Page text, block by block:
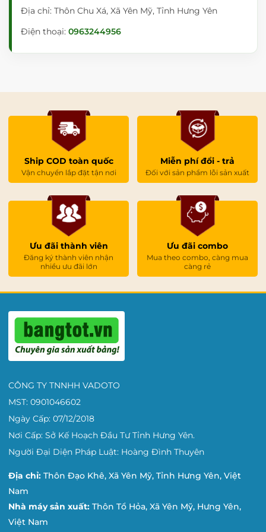
nghiêm ngặt công thức tiêu chuẩn của Bộ Y tế và Bộ Giáo
từng nhóm chiều cao của học sinh:
học
của
(cm)
(cm)
(cm)
Bàn
Mầm
non
100 -
114
60
Đôi:
Tiểu
học
30 51
Đơn:
học /
THCS
(Cỡ 4)
130 -
144
THCS
THPT
(Cỡ 5)
159
37 63
60
Địa chỉ: Thôn Chu Xá, Xã Yên Mỹ, Tỉnh Hưng Yên
Điện thoại: 0963244956
Ship COD toàn quốc
Vận chuyển lắp đặt tận nơi
Miễn phí đổi - trả
Đối với sản phẩm lỗi sản xuất
Ưu đãi thành viên
Đăng ký thành viên nhận
nhiều ưu đãi lớn
Ưu đãi combo
Mua theo combo, càng mua
càng rẻ
CÔNG TY TNNHH VADOTO
MST: 0901046602
Ngày Cấp: 07/12/2018
Nơi Cấp: Sở Kế Hoạch Đầu Tư Tỉnh Hưng Yên.
Người Đại Diện Pháp Luật: Hoàng Đình Thuyên
Địa chỉ: Thôn Đạo Khê, Xã Yên Mỹ, Tỉnh Hưng Yên, Việt
Nam
Nhà máy sản xuất: Thôn Tổ Hỏa, Xã Yên Mỹ, Hưng Yên,
Việt Nam